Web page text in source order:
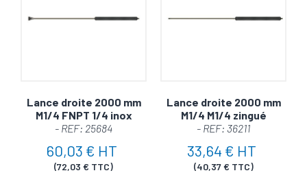
Lance droite 2000 mm
M1/4 FNPT 1/4 inox
- REF: 25684
60,03 € HT
(72,03 € TTC)
Lance droite 2000 mm
M1/4 M1/4 zingué
- REF: 36211
33,64 € HT
(40,37 € TTC)